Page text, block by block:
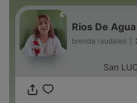
Rios De
brenda raudales
San